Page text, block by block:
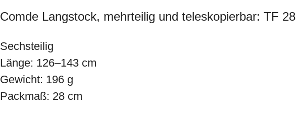
Comde Langstock, mehrteilig und teleskopierbar: TF 28
Sechsteilig
Länge: 126–143 cm
Gewicht: 196 g
Packmaß: 28 cm